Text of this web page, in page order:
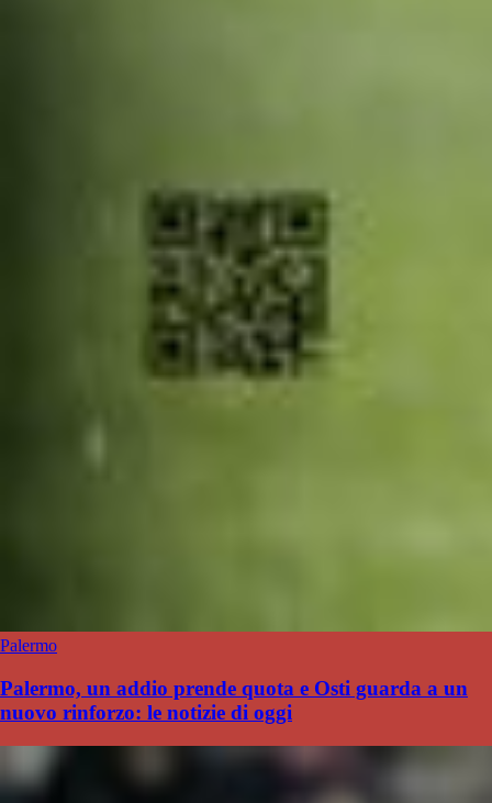
Palermo
Palermo, un addio prende quota e Osti guarda a un
nuovo rinforzo: le notizie di oggi